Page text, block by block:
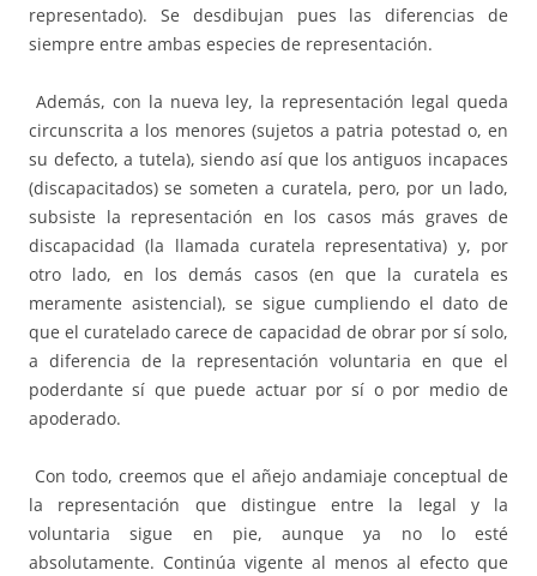
representado). Se desdibujan pues las diferencias de
siempre entre ambas especies de representación.
Además, con la nueva ley, la representación legal queda
circunscrita a los menores (sujetos a patria potestad o, en
su defecto, a tutela), siendo así que los antiguos incapaces
(discapacitados) se someten a curatela, pero, por un lado,
subsiste la representación en los casos más graves de
discapacidad (la llamada curatela representativa) y, por
otro lado, en los demás casos (en que la curatela es
meramente asistencial), se sigue cumpliendo el dato de
que el curatelado carece de capacidad de obrar por sí solo,
a diferencia de la representación voluntaria en que el
poderdante sí que puede actuar por sí o por medio de
apoderado.
Con todo, creemos que el añejo andamiaje conceptual de
la representación que distingue entre la legal y la
voluntaria sigue en pie, aunque ya no lo esté
absolutamente. Continúa vigente al menos al efecto que